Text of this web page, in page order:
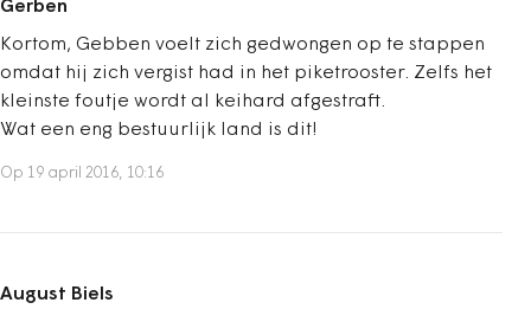
Gerben
Kortom, Gebben voelt zich gedwongen op te stappen
omdat hij zich vergist had in het piketrooster. Zelfs het
kleinste foutje wordt al keihard afgestraft.
Wat een eng bestuurlijk land is dit!
Op 19 april 2016, 10:16
August Biels